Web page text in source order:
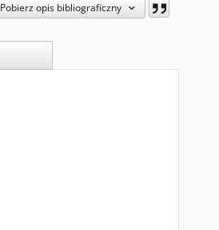
Pobierz opis bibliograficzny